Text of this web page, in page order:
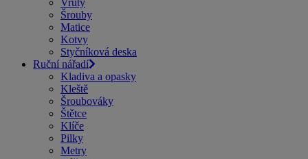
Vruty
Šrouby
Matice
Kotvy
Styčníková deska
Ruční nářadí
Kladiva a opasky
Kleště
Šroubováky
Štětce
Klíče
Pilky
Metry